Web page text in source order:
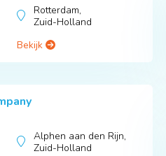
Rotterdam,
Zuid-Holland
Bekijk
Alphen aan den Rijn,
Zuid-Holland